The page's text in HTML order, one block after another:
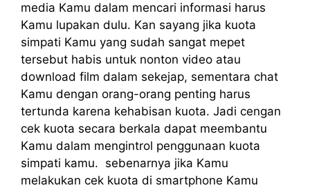
media Kamu dalam mencari informasi harus
Kamu lupakan dulu. Kan sayang jika kuota
simpati Kamu yang sudah sangat mepet
tersebut habis untuk nonton video atau
download film dalam sekejap, sementara chat
Kamu dengan orang-orang penting harus
tertunda karena kehabisan kuota. Jadi cengan
cek kuota secara berkala dapat meembantu
Kamu dalam mengintrol penggunaan kuota
simpati kamu. sebenarnya jika Kamu
melakukan cek kuota di smartphone Kamu